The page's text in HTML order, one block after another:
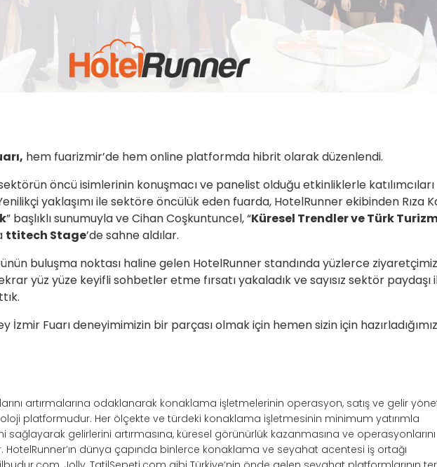
hem fuarizmir’de hem online platformda hibrit olarak düzenlendi.
öncü isimlerinin konuşmacı ve panelist olduğu etkinliklerle katılımcıları
yaklaşımı ile sektöre öncülük eden fuarda, HotelRunner ekibinden Rıza
” başlıklı sunumuyla ve Cihan Coşkuntuncel, “​​Küresel Trendler ve Türk
ttitech Stage’de sahne aldılar.
buluşma noktası haline gelen HotelRunner standında yüzlerce
yüz yüze keyifli sohbetler etme fırsatı yakaladık ve sayısız sektör paydaşı
İzmir Fuarı deneyimimizin bir parçası olmak için hemen sizin için hazırladığımız
artırmalarına odaklanarak konaklama işletmelerinin operasyon, satış ve gelir
platformudur. Her ölçekte ve türdeki konaklama işletmesinin minimum yatırımla
gelirlerini artırmasına, küresel görünürlük kazanmasına ve operasyonlarını
HotelRunner’ın dünya çapında binlerce konaklama ve seyahat acentesi iş ortağı